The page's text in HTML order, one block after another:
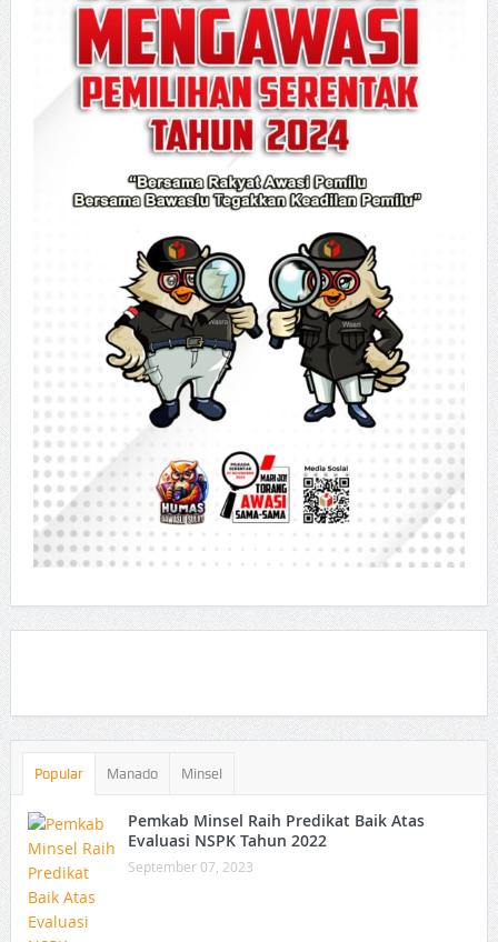
Popular Manado Minsel
Pemkab Minsel Raih Predikat Baik Atas
Evaluasi NSPK Tahun 2022
September 07, 2023